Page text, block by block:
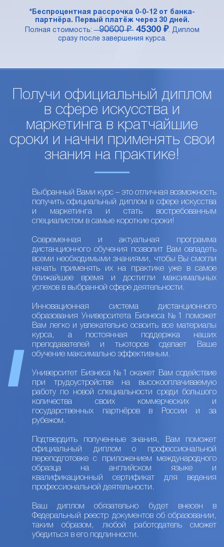
*Беспроцентная рассрочка 0-0-12 от банка-
партнёра. Первый платёж через 30 дней.
Полная стоимость:90600 ₽ 45300 ₽. Диплом
сразу после завершения курса.
Получи официальный диплом
в сфере искусства и
маркетинга в кратчайшие
сроки и начни применять свои
знания на практике!
Выбранный Вами курс – это отличная возможность
получить официальный диплом в сфере искусства
и маркетинга и стать востребованным
специалистом в самые короткие сроки!
Современная и актуальная программа
дистанционного обучения позволит Вам овладеть
всеми необходимыми знаниями, чтобы Вы смогли
начать применять их на практике уже в самое
ближайшее время и достигли максимальных
успехов в выбранной сфере деятельности.
Инновационная система дистанционного
образования Университета Бизнеса №1 поможет
Вам легко и увлекательно освоить все материалы
курса, а постоянная поддержка наших
преподавателей и тьюторов сделает Ваше
обучение максимально эффективным.
Университет Бизнеса №1 окажет Вам содействие
при трудоустройстве на высокооплачиваемую
работу по новой специальности среди большого
количества своих коммерческих и
государственных партнёров в России и за
рубежом.
Подтвердить полученные знания, Вам поможет
официальный диплом о профессиональной
переподготовке с приложением международного
образца на английском языке и
квалификационный сертификат для ведения
профессиональной деятельности.
Ваш диплом обязательно будет внесен в
Федеральный реестр документов об образовании,
таким образом, любой работодатель сможет
убедиться в его подлинности.